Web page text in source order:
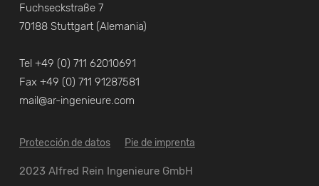
Fuchseckstraße 7
70188 Stuttgart (Alemania)
Tel +49 (0) 711 62010691
Fax +49 (0) 711 91287581
mail@ar-ingenieure.com
2023 Alfred Rein Ingenieure GmbH
Protección de datos Pie de imprenta